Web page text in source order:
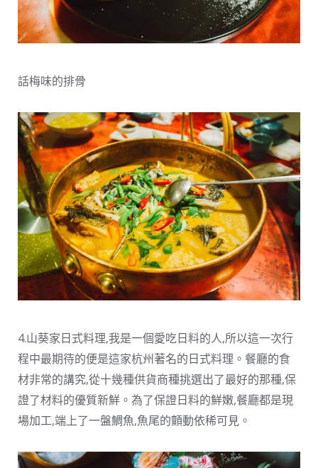
話梅味的排骨
4.山葵家日式料理,我是一個愛吃日料的人,所以這一次行
程中最期待的便是這家杭州著名的日式料理。餐廳的食
材非常的講究,從十幾種供貨商種挑選出了最好的那種,保
證了材料的優質新鮮。為了保證日料的鮮嫩,餐廳都是現
場加工,端上了一盤鯛魚,魚尾的顫動依稀可見。